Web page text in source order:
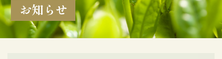
お知らせ